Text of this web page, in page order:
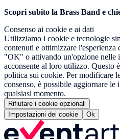
Scopri subito la Brass Band e
Consenso ai cookie e ai dati
Utilizziamo i cookie e tecnologie
contenuti e ottimizzare l'esperienza
"OK" o attivando un'opzione nelle
acconsente al loro utilizzo. Questo
politica sui cookie. Per modificare
consenso, è possibile aggiornare
qualsiasi momento.
Rifiutare i cookie opzionali
Impostazioni dei cookie
Ok